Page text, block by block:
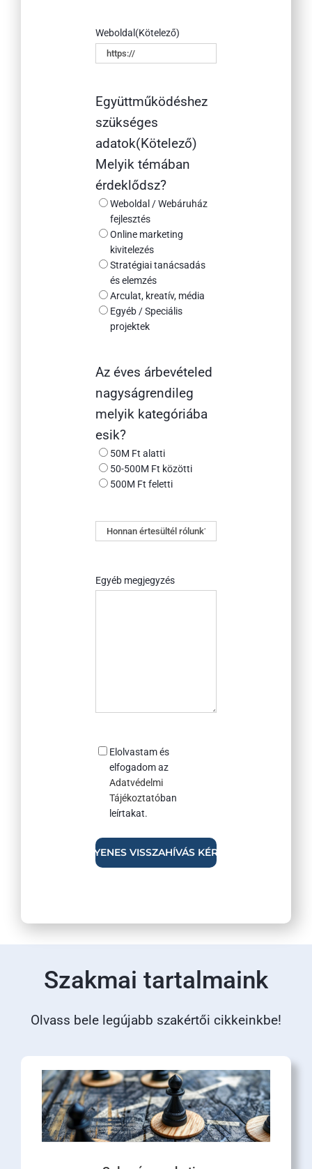
Weboldal (Kötelező)
Együttműködéshez
szükséges
adatok(Kötelező)
Melyik témában
érdeklődsz?
Weboldal / Webáruház
fejlesztés
Online marketing
kivitelezés
Stratégiai tanácsadás
és elemzés
Arculat, kreatív, média
Egyéb / Speciális
projektek
Az éves árbevételed
nagyságrendileg
melyik kategóriába
esik?
50M Ft alatti
50-500M Ft közötti
500M Ft feletti
Honnan
értesültél
Egyéb megjegyzés
Consent
Elolvastam és
elfogadom az
Adatvédelmi
Tájékoztatóban
leírtakat.
Szakmai tartalmaink
Olvass bele legújabb szakértői cikkeinkbe!